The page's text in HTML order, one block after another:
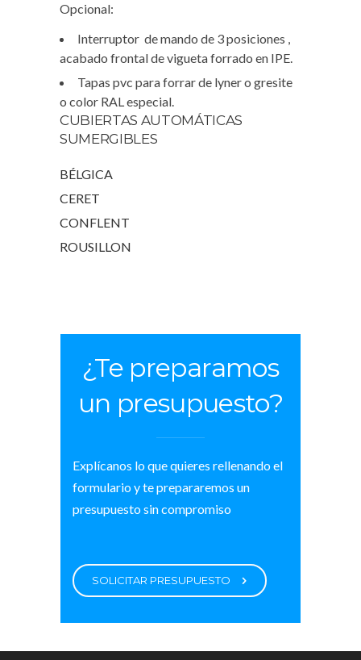
Opcional:
Interruptor de mando de 3 posiciones ,
acabado frontal de vigueta forrado en IPE.
Tapas pvc para forrar de lyner o gresite
o color RAL especial.
CUBIERTAS AUTOMÁTICAS
SUMERGIBLES
BÉLGICA
CERET
CONFLENT
ROUSILLON
¿Te preparamos
un presupuesto?
Explícanos lo que quieres rellenando el
formulario y te prepararemos un
presupuesto sin compromiso
SOLICITAR PRESUPUESTO